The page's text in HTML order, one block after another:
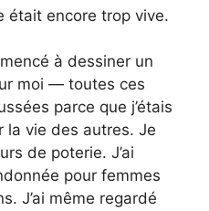
était encore trop vive.
à dessiner un
moi — toutes ces
parce que j’étais
la vie des autres. Je
de poterie. J’ai
pour femmes
J’ai même regardé